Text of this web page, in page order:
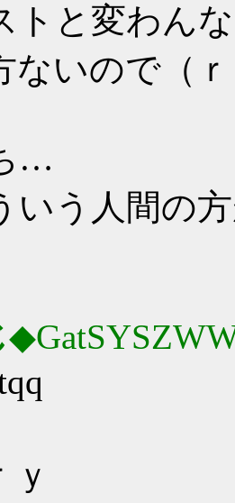
トと変わん
ないので（
…
いう人間の